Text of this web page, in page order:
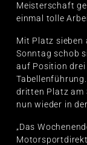
Meisterschaft
einmal tolle
Mit Platz sieben
Sonntag schob
auf Position drei
dritten Platz am
nun wieder in
„Das